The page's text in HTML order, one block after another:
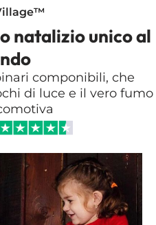
natalizio unico al
componibili, che
di luce e il vero fumo